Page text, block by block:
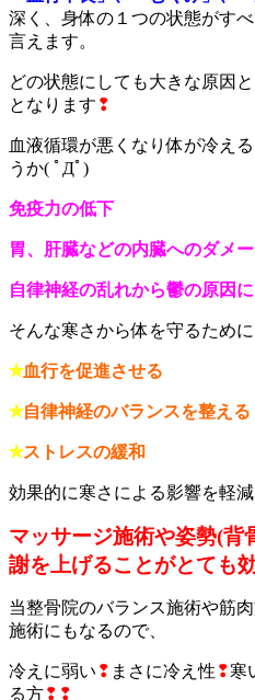
深く、身体の１つの状態がす
言えます。
どの状態にしても大きな原因
となります ❢
血液循環が悪くなり体が冷え
うか( ﾟДﾟ)
免疫力の低下
胃、肝臓などの内臓へのダメ
自律神経の乱れから鬱の原因に
そんな寒さから体を守るため
✮血行を促進させる
✮自律神経のバランスを整える
✮ストレスの緩和
効果的に寒さによる影響を軽
マッサージ施術や姿勢(背
謝を上げることがとても
当整骨院のバランス施術や筋
施術にもなるので、
冷えに弱い ❢ まさに冷え性 ❢寒
る方❢❢